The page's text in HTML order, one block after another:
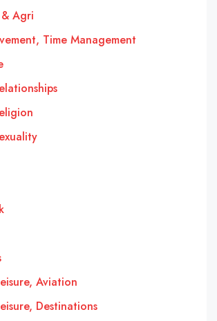
& Agri
Time Management
Aviation
Destinations